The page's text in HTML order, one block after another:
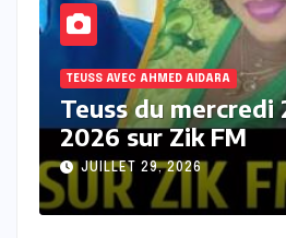
TEUSS AVEC AHMED AIDARA
Teuss du mardi
sur Zik FM
JUILLET 28, 2026